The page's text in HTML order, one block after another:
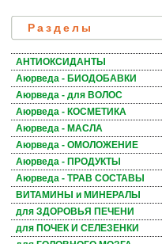
Разделы
АНТИОКСИДАНТЫ
Аюрведа - БИОДОБАВКИ
Аюрведа - для ВОЛОС
Аюрведа - КОСМЕТИКА
Аюрведа - МАСЛА
Аюрведа - ОМОЛОЖЕНИЕ
Аюрведа - ПРОДУКТЫ
Аюрведа - ТРАВ СОСТАВЫ
ВИТАМИНЫ и МИНЕРАЛЫ
для ЗДОРОВЬЯ ПЕЧЕНИ
для ПОЧЕК И СЕЛЕЗЕНКИ